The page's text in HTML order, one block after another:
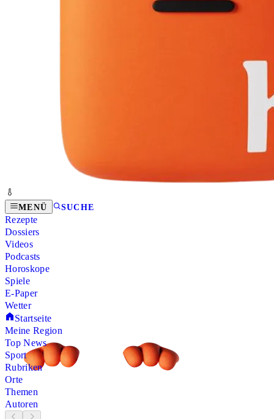
MENÜ SUCHE
Rezepte
Dossiers
Videos
Podcasts
Horoskope
Spiele
E-Paper
Wetter
Startseite
Meine Region
Top News
Sport
Rubriken
Orte
Themen
Autoren